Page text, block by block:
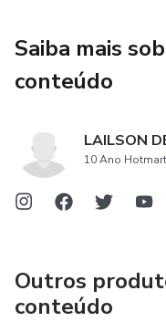
Saiba mais
conteúdo
LAILSON
10 Ano
Outros
conteúdo